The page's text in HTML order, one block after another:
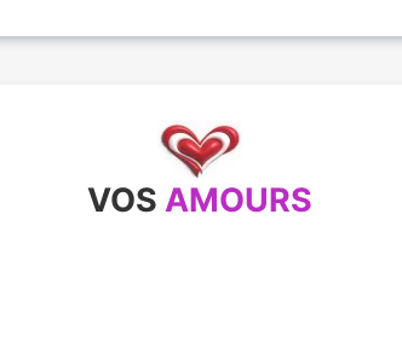
VOS AMOURS